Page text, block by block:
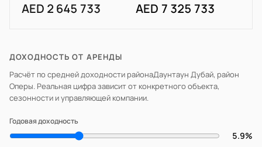
AED 2 645 733 AED 7 325 733
ДОХОДНОСТЬ ОТ АРЕНДЫ
Расчёт по средней доходности районаДаунтаун Дубай, район
Оперы. Реальная цифра зависит от конкретного объекта,
сезонности и управляющей компании.
Годовая доходность
5.9%